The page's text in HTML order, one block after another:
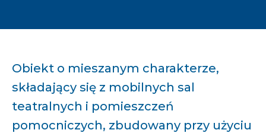
Obiekt o mieszanym charakterze,
składający się z mobilnych sal
teatralnych i pomieszczeń
pomocniczych, zbudowany przy użyciu